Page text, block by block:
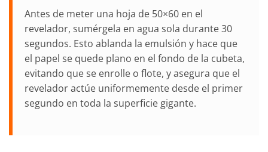
Antes de meter una hoja de 50×60 en el
revelador, sumérgela en agua sola durante 30
segundos. Esto ablanda la emulsión y hace que
el papel se quede plano en el fondo de la cubeta,
evitando que se enrolle o flote, y asegura que el
revelador actúe uniformemente desde el primer
segundo en toda la superficie gigante.